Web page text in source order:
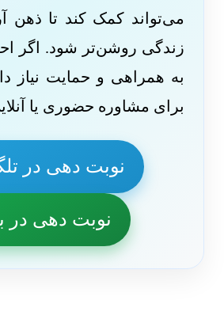
می‌تواند کمک کند تا ذهن
زندگی روشن‌تر شود. اگر
به همراهی و حمایت نیاز
برای مشاوره حضوری یا
نوبت دهی در
نوبت دهی در